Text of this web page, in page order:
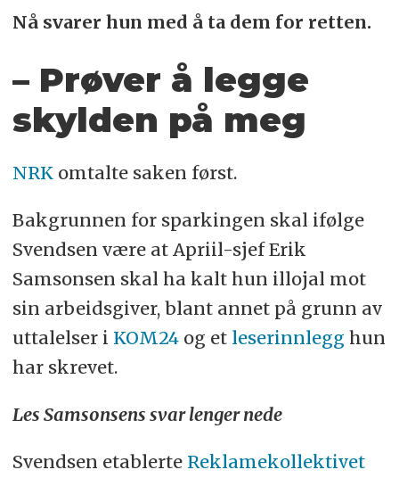
Nå svarer hun med å ta dem for retten.
– Prøver å legge
skylden på meg
NRKomtalte saken først.
Bakgrunnen for sparkingen skal ifølge
Svendsen være at Apriil-sjef Erik
Samsonsen skal ha kalt hun illojal mot
sin arbeidsgiver, blant annet på grunn av
uttalelser i KOM24og et leserinnlegg hun
har skrevet.
Les Samsonsens svar lenger nede
Svendsen etablerte Reklamekollektivet